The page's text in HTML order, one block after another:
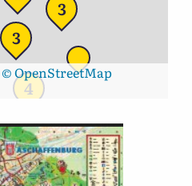
3
4
3
© OpenStreetMap